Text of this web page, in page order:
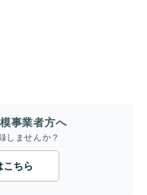
事業者方へ
しませんか？
こちら